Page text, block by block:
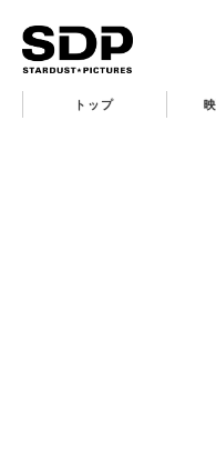
トップ